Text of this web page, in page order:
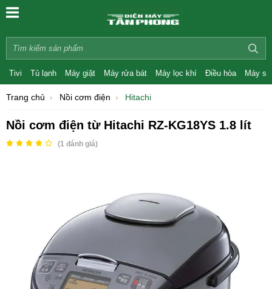
Tivi Tủ lạnh Máy giặt Máy rửa bát Máy lọc khí Điều hòa Máy
Trang chủ Nồi cơm điện Hitachi
Nồi cơm điện từ Hitachi RZ-KG18YS 1.8 lít
(1 đánh giá)